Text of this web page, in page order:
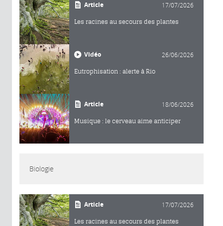
Article 17/07/2026
Les racines au secours des plantes
Vidéo 26/06/2026
Eutrophisation : alerte à Rio
Article 18/06/2026
Musique : le cerveau aime anticiper
Biologie
Article 17/07/2026
Les racines au secours des plantes